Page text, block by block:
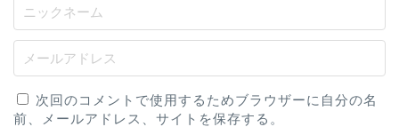
次回のコメントで使用するためブラウザーに自分の名
前、メールアドレス、サイトを保存する。